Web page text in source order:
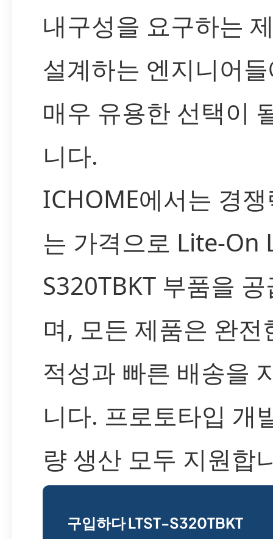
내구성을 요구하는
설계하는 엔지니어
매우 유용한 선택이
니다.
ICHOME에서는 경
는 가격으로 Lite-On
S320TBKT 부품을
며, 모든 제품은 완전
적성과 빠른 배송을
니다. 프로토타입 개
량 생산 모두 지원합
구입하다 LTST-S320TBKT